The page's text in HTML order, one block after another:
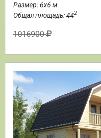
Размер: 6х6 м
Общая площадь: 442
1016900